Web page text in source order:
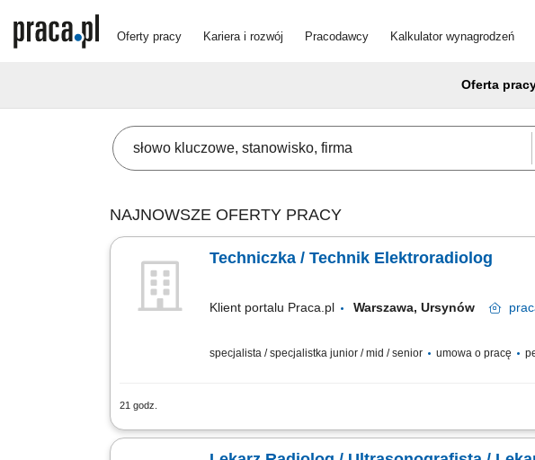
Oferty pracy Kariera i rozwój Pracodawcy Kalkulator wynagrodzeń
Oferta
NAJNOWSZE OFERTY PRACY
Techniczka / Technik Elektroradiolog
Klient portalu Praca.pl Warszawa, Ursynów
specjalista / specjalistka junior / mid / senior umowa o pracę
21 godz.
Przygotowywanie pacjentów do leczenia z wykorzystaniem